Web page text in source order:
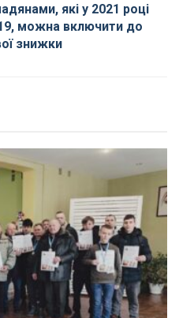
які у 2021 році
19, можна включити до
знижки